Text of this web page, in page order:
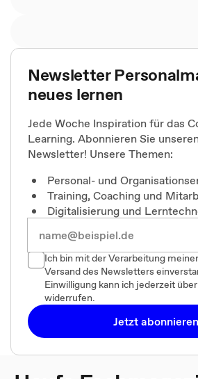
Newsletter
neues lernen
Jede Woche Inspiration für das
Learning. Abonnieren Sie
Newsletter! Unsere Themen:
Personal- und
Training, Coaching und
Digitalisierung und
Ich bin mit der Verarbeitung
Versand des Newsletters
Einwilligung kann ich jederzeit
widerrufen.
Jetzt abonnieren